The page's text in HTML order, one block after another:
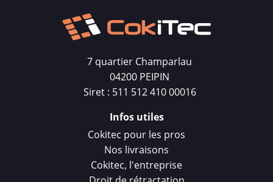
7 quartier Champarlau
04200 PEIPIN
Siret : 511 512 410 00016
Infos utiles
Cokitec pour les pros
Nos livraisons
Cokitec, l'entreprise